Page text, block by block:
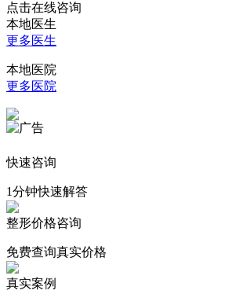
点击在线咨询
本地医生
更多医生
本地医院
更多医院
快速咨询
1分钟快速解答
整形价格咨询
免费查询真实价格
真实案例